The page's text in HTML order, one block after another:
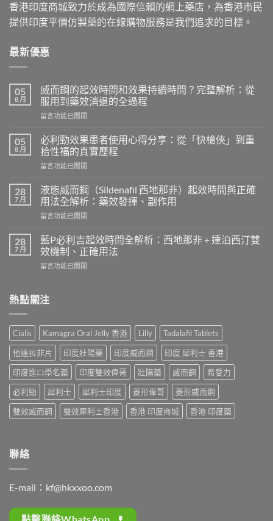
香港印度商城致力於成為國際信賴的網上藥店，為香港市民
提供印度平價仿製藥的在線購物服務是我們追求的目標。
最新優惠
05
8 月
威而鋼的起效時間和效果持續時間？完整解析：從
服用到藥效消退的全過程
在
而
鋼
的
起
時
間
和
效
持
續
間？
解
服
用
到
藥
效
消
的
全
留言功能已關閉
05
8 月
必利勁效果患者使用心得分享：從「快槍俠」到重
拾性福的真實歷程
在
利
勁
效
果
者
使
用
心
享：
槍
俠」
到
重
拾
性
的
真
留言功能已關閉
28
7 月
液態威而鋼（Sildenafil 西地那非）起效時間與正確
用法全解析：藥效發揮、副作用
在
態
威
而
鋼
地
起
效
時
間
與
正
用
法
揮、
用〉
留言功能已關閉
28
7 月
藍P必利吉起效時間全解析：西地那非 + 達泊西汀雙
效機制、正確用法
在
必
利
起
效
時
間
全
解
析：
西
地
那
汀
雙
機
留言功能已關閉
熱點關注
Cialis Kamagra Oral Jelly 香港 Lilly
Tadalafil Tablets
他達拉非片
印度壯陽藥 印度威而鋼
印度 犀利士 香港
印度進口學名藥
印度雙效偉哥 壯陽藥 威而鋼
希愛力
必利勁
犀利士 犀利士印度 菱形偉哥
菱形威而鋼
雙效威而鋼
雙效犀利士香港 香港 印度商城 香港 印度藥
聯絡
E-mail： kf@hkxxoo.com